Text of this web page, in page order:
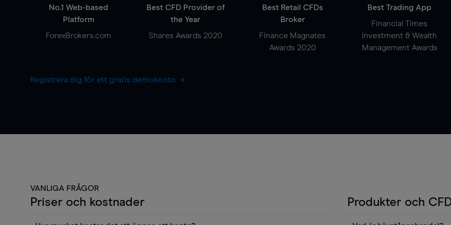
No.1 Web-based
Platform
ForexBrokers.com
Best CFD Provider of
the Year
Shares Awards 2020
Best Retail CFDs
Broker
Finance Magnates
Awards 2020
Best Trading App
Financial Times
Investment & Wealth
Management Awards
Registrera dig för ett gratis demokonto
VANLIGA FRÅGOR
Priser och kostnader Produkter och